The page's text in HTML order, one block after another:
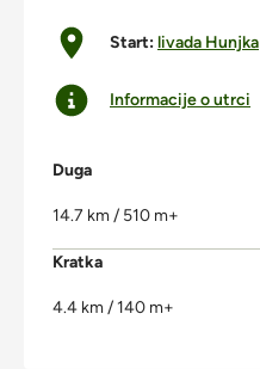
Start:livada Hunjka
Informacije o utrci
Duga
14.7 km / 510 m+
Kratka
4.4 km / 140 m+